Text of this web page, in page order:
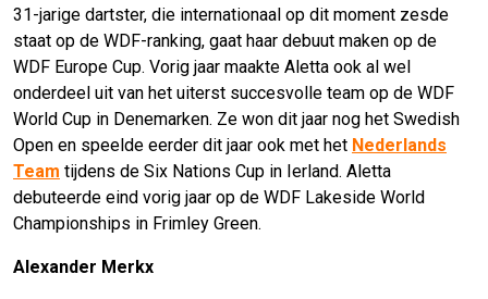
31-jarige dartster, die internationaal op dit moment zesde
staat op de WDF-ranking, gaat haar debuut maken op de
WDF Europe Cup. Vorig jaar maakte Aletta ook al wel
onderdeel uit van het uiterst succesvolle team op de WDF
World Cup in Denemarken. Ze won dit jaar nog het Swedish
Open en speelde eerder dit jaar ook met het Nederlands
Team tijdens de Six Nations Cup in Ierland. Aletta
debuteerde eind vorig jaar op de WDF Lakeside World
Championships in Frimley Green.
Alexander Merkx